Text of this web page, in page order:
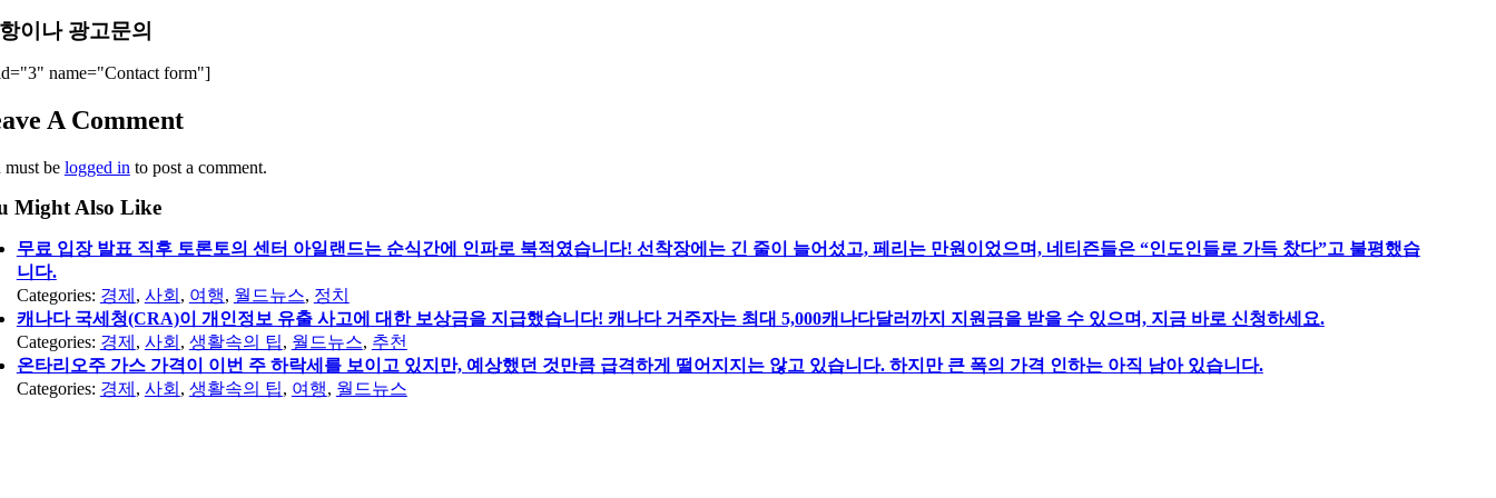
이나 광고문의
name="Contact form"]
A Comment
must be logged in to post a comment.
Might Also Like
무료 입장 발표 직후 토론토의 센터 아일랜드는 순식간에 인파로 북적였습니다! 선착장에는 긴 줄이 늘어섰고, 페리는 만원이었으며, 네티즌들은 “인도인들로 가득 찼다”고 불평했습
니다.
Categories: 경제 , 사회 , 여행, 월드뉴스, 정치
캐나다 국세청(CRA)이 개인정보 유출 사고에 대한 보상금을 지급했습니다! 캐나다 거주자는 최대 5,000캐나다달러까지 지원금을 받을 수 있으며, 지금 바로 신청하세요.
Categories: 경제 , 사회 , 생활속의 팁, 월드뉴스, 추천
온타리오주 가스 가격이 이번 주 하락세를 보이고 있지만, 예상했던 것만큼 급격하게 떨어지지는 않고 있습니다. 하지만 큰 폭의 가격 인하는 아직 남아 있습니다.
Categories: 경제 , 사회 , 생활속의 팁, 여행, 월드뉴스